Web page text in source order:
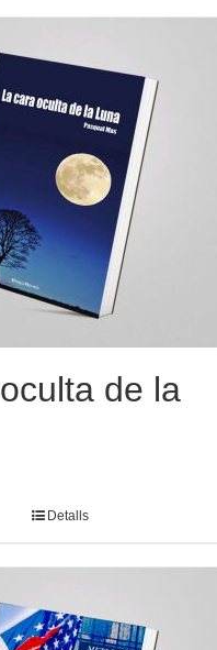
de la
Detalls